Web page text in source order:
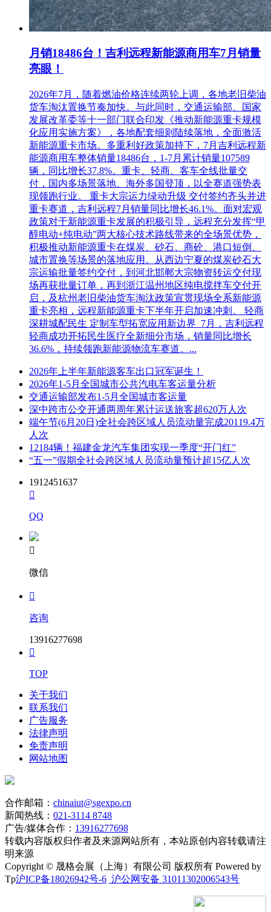
月销18486台！吉利远程新能源商用车7月销量
亮眼！
2026年7月，随着燃油价格连续两轮上调，各地老旧柴油
货车淘汰置换节奏加快。与此同时，交通运输部、国家
发展改革委等十一部门联合印发《推动新能源重卡规模
化应用实施方案》，各地配套细则陆续落地，全面激活
新能源重卡市场。多重利好政策加持下，7月吉利远程新
能源商用车整体销量18486台，1-7月累计销量107589
辆，同比增长37.8%。重卡、轻商、客车全线批量交
付，国内多场景落地、海外多国登顶，以全赛道强势表
现领跑行业。 重卡大宗运力绿动升级 交付签约齐头并进
重卡赛道，吉利远程7月销量同比增长46.1%。面对宏观
政策对于新能源重卡发展的积极引导，远程充分发挥“甲
醇电动+纯电动”两大核心技术路线带来的全场景优势，
积极推动新能源重卡在煤炭、砂石、商砼、港口短倒、
城市置换等场景的落地应用。从西边宁夏的煤炭砂石大
宗运输批量签约交付，到河北邯郸大宗物资转运交付现
场再获批量订单，再到浙江温州地区纯电搅拌车交付开
启，及杭州老旧柴油货车淘汰政策宣贯现场全系新能源
重卡亮相，远程新能源重卡下半年开启加速冲刺。 轻商
深耕城配民生 定制车型拓宽应用新边界 7月，吉利远程
轻商成功开拓民生医疗全新细分市场，销量同比增长
36.6%，持续领跑新能源物流车赛道。...
2026年上半年新能源客车出口冠军诞生！
2026年1-5月全国城市公共汽电车客运量分析
交通运输部发布1-5月全国城市客运量
深中跨市公交开通两周年累计运送旅客超620万人次
端午节(6月20日)全社会跨区域人员流动量完成20119.4万
人次
12184辆！福建金龙汽车集团实现一季度“开门红”
“五一”假期全社会跨区域人员流动量预计超15亿人次
1912451637

QQ

微信

咨询
13916277698

TOP
关于我们
联系我们
广告服务
法律声明
免责声明
网站地图
合作邮箱： chinaiut@sgexpo.cn
新闻热线： 021-3114 8748
广告/媒体合作： 13916277698
转载内容版权归作者及来源网站所有，本站原创内容转载请注
明来源
Copyright © 晟格会展（上海）有限公司 版权所有 Powered by
Tp沪ICP备18026942号-6 沪公网安备 31011302006543号